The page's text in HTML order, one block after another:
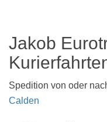
Jakob
Spedition von oder
Calden